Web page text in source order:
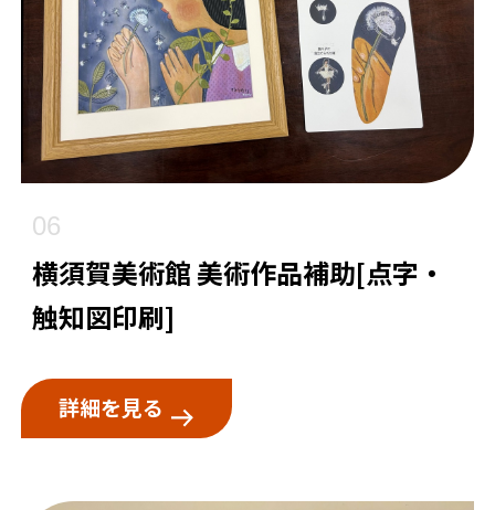
06
横須賀美術館 美術作品補助[点字・
触知図印刷]
詳細を見る